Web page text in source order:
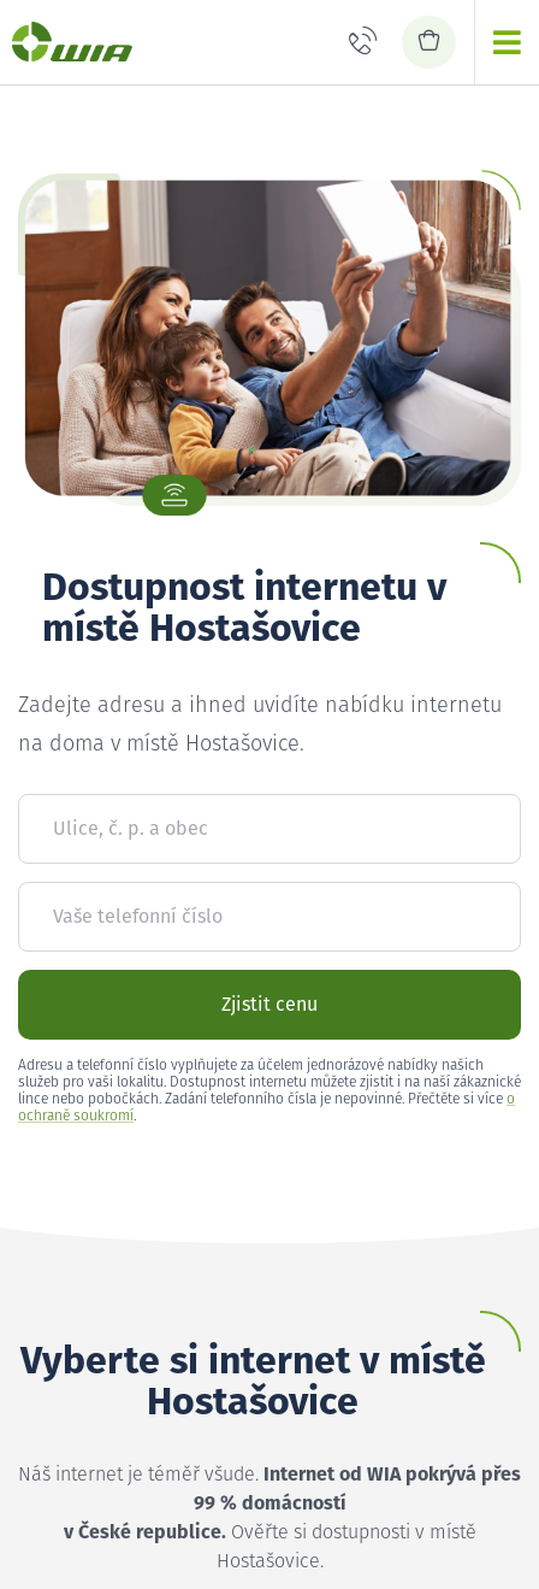
Dostupnost internetu v
místě Hostašovice
Zadejte adresu a ihned uvidíte nabídku internetu
na doma v místě Hostašovice.
Ulice, č. p. a obec
Vaše telefonní číslo
Zjistit cenu
Adresu a telefonní číslo vyplňujete za účelem jednorázové nabídky našich
služeb pro vaši lokalitu. Dostupnost internetu můžete zjistit i na naší zákaznické
lince nebo pobočkách. Zadání telefonního čísla je nepovinné. Přečtěte si více o
ochraně soukromí.
Vyberte si internet v místě
Hostašovice
Náš internet je téměř všude. Internet od WIA pokrývá přes
99 % domácností
v České republice.Ověřte si dostupnosti v místě
Hostašovice.